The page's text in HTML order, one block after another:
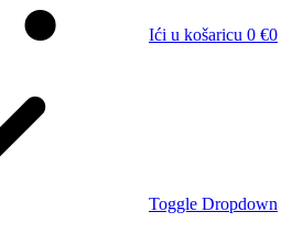
Ići u košaricu 0 €0
Toggle Dropdown